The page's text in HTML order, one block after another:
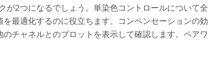
が2つになるでしょう。単染色コントロールについ
を最適化するのに役立ちます。コンペンセーション
のチャネルとのプロットを表示して確認します。ペ